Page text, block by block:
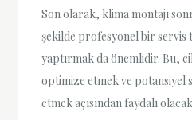
Son olarak, klima montajı
şekilde profesyonel bir servis
yaptırmak da önemlidir. Bu,
optimize etmek ve potansiyel
etmek açısından faydalı